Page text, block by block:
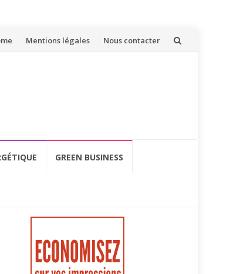
Mentions légales Nous contacter
GREEN BUSINESS